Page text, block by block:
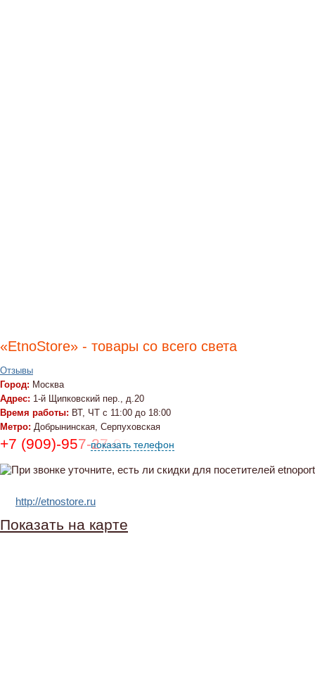
«EtnoStore» - товары со всего света
Отзывы
Город: Москва
Адрес: 1-й Щипковский пер., д.20
Время работы: ВТ, ЧТ с 11:00 до 18:00
Метро: Добрынинская, Серпуховская
+7 (909)-957-27-00показать телефон
http://etnostore.ru
Показать на карте